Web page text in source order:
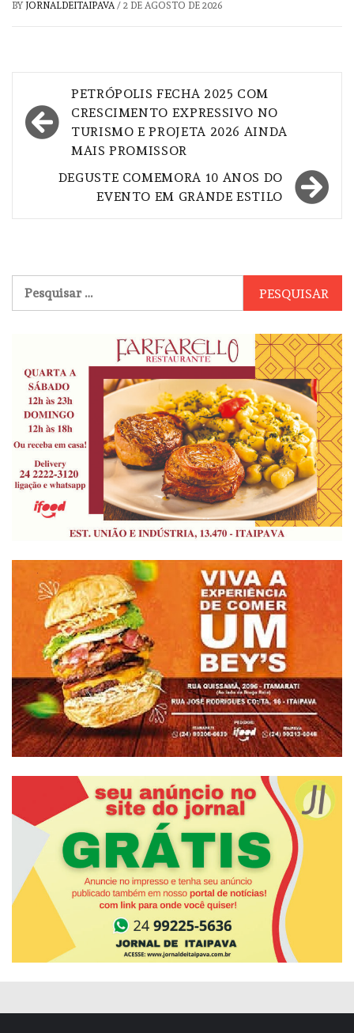
BY JORNALDEITAIPAVA/ 2 DE AGOSTO DE 2026
Navegação
de
Post
PETRÓPOLIS FECHA 2025 COM
CRESCIMENTO EXPRESSIVO NO
TURISMO E PROJETA 2026 AINDA
MAIS PROMISSOR
DEGUSTE COMEMORA 10 ANOS DO
EVENTO EM GRANDE ESTILO
por: